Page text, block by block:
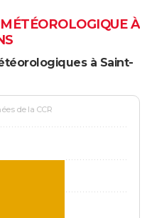
À
à Saint-
de la CCR